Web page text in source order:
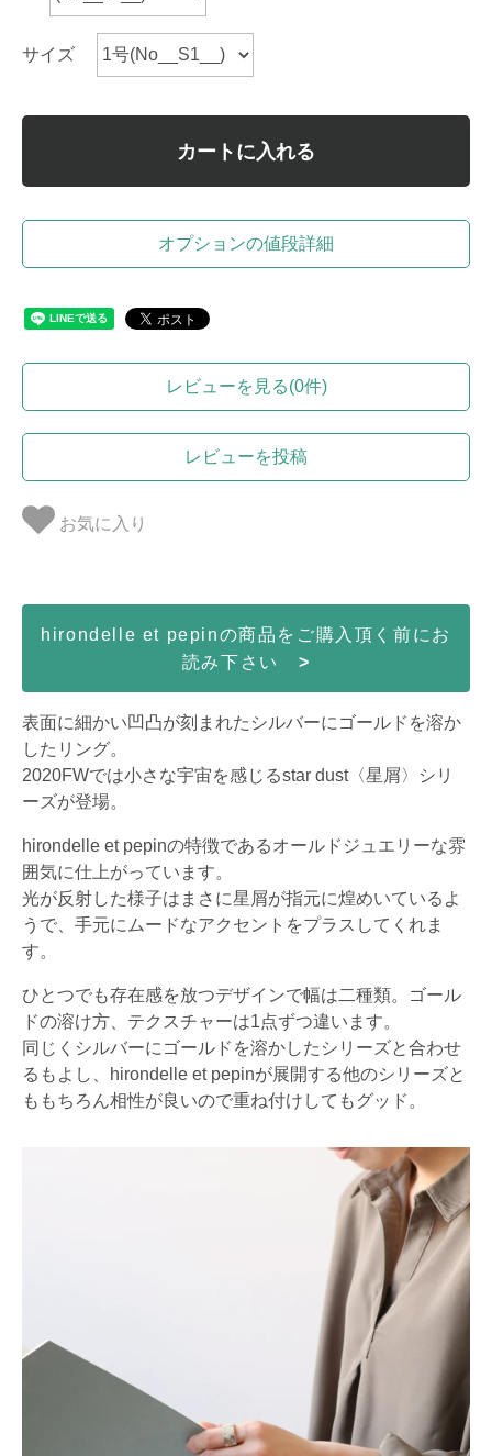
サイズ
カートに入れる
オプションの値段詳細
レビューを見る(0件)
レビューを投稿
お気に入り
hirondelle et pepinの商品をご購入頂く前にお
読み下さい >
表面に細かい凹凸が刻まれたシルバーにゴールドを溶か
したリング。
2020FWでは小さな宇宙を感じるstar dust〈星屑〉シリ
ーズが登場。
hirondelle et pepinの特徴であるオールドジュエリーな雰
囲気に仕上がっています。
光が反射した様子はまさに星屑が指元に煌めいているよ
うで、手元にムードなアクセントをプラスしてくれま
す。
ひとつでも存在感を放つデザインで幅は二種類。ゴール
ドの溶け方、テクスチャーは1点ずつ違います。
同じくシルバーにゴールドを溶かしたシリーズと合わせ
るもよし、hirondelle et pepinが展開する他のシリーズと
ももちろん相性が良いので重ね付けしてもグッド。